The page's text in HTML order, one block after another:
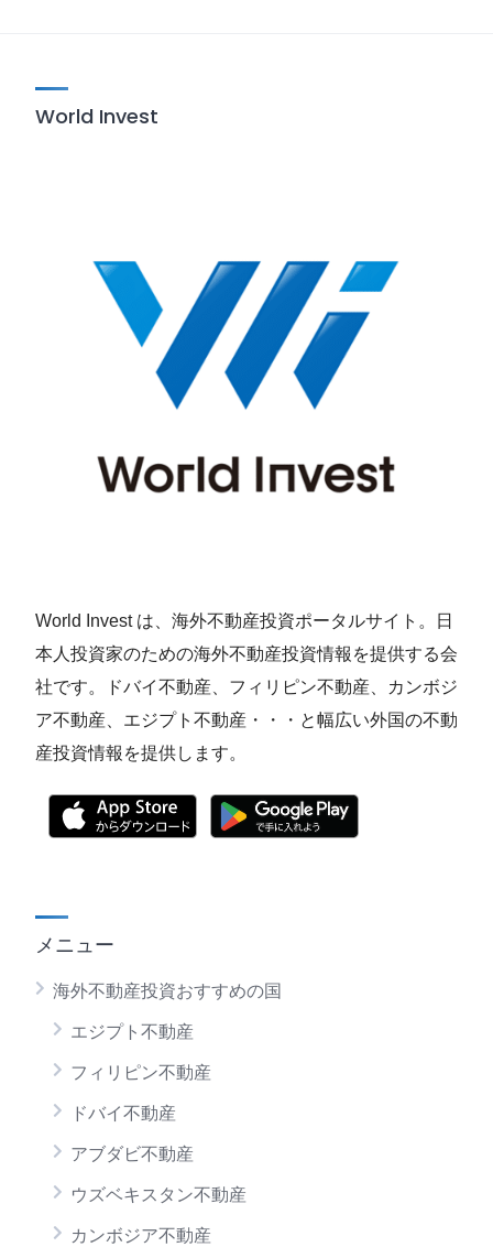
World Invest
World Invest は、海外不動産投資ポータルサイト。日
本人投資家のための海外不動産投資情報を提供する会
社です。ドバイ不動産、フィリピン不動産、カンボジ
ア不動産、エジプト不動産・・・と幅広い外国の不動
産投資情報を提供します。
メニュー
海外不動産投資おすすめの国
エジプト不動産
フィリピン不動産
ドバイ不動産
アブダビ不動産
ウズベキスタン不動産
カンボジア不動産